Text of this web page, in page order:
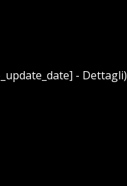
- Dettagli)